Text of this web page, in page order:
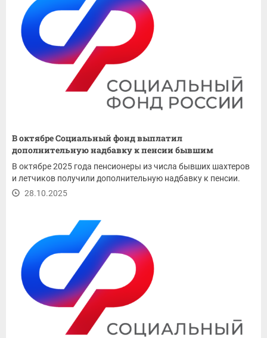
В октябре Социальный фонд выплатил
дополнительную надбавку к пенсии бывшим
шахтерам и...
В октябре 2025 года пенсионеры из числа бывших шахтеров
и летчиков получили дополнительную надбавку к пенсии.
28.10.2025